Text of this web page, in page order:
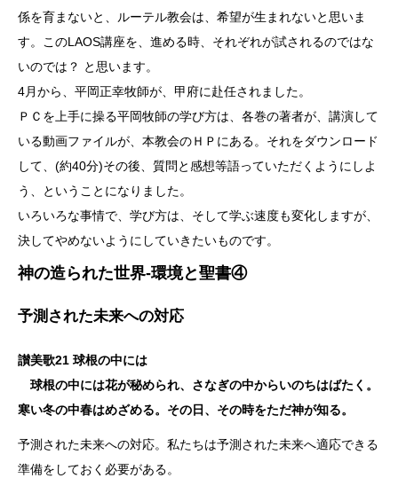
係を育まないと、ルーテル教会は、希望が生まれないと思いま
す。このLAOS講座を、進める時、それぞれが試されるのではな
いのでは？ と思います。
4月から、平岡正幸牧師が、甲府に赴任されました。
ＰＣを上手に操る平岡牧師の学び方は、各巻の著者が、講演して
いる動画ファイルが、本教会のＨＰにある。それをダウンロード
して、(約40分)その後、質問と感想等語っていただくようにしよ
う、ということになりました。
いろいろな事情で、学び方は、そして学ぶ速度も変化しますが、
決してやめないようにしていきたいものです。
神の造られた世界-環境と聖書④
予測された未来への対応
讃美歌21 球根の中には
球根の中には花が秘められ、さなぎの中からいのちはばたく。
寒い冬の中春はめざめる。その日、その時をただ神が知る。
予測された未来への対応。私たちは予測された未来へ適応できる
準備をしておく必要がある。